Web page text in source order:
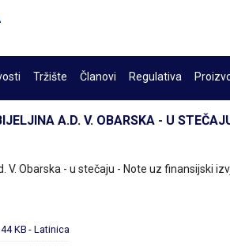
Tržište Članovi Regulativa
A.D. V. OBARSKA - U
V. Obarska - u stečaju - Note uz finansijski
44 KB - Latinica